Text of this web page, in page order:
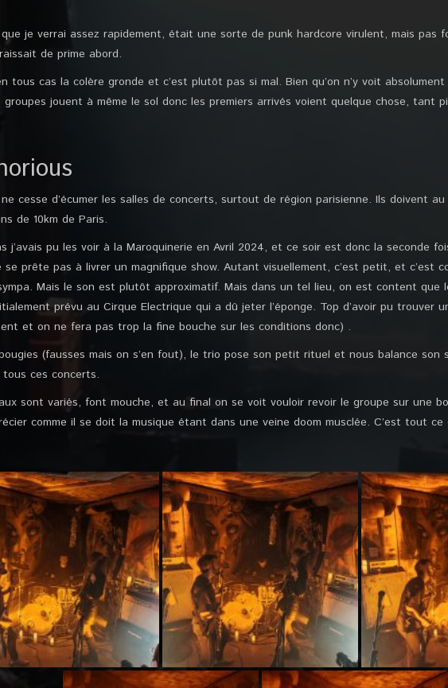
je verrai assez rapidement, était une sorte de punk hardcore virulent, mais pas
de prime abord.
tous cas la colère gronde et c’est plutôt pas si mal. Bien qu’on n’y voit
groupes jouent à même le sol donc les premiers arrivés voient quelque chose, tant
cesse d’écumer les salles de concerts, surtout de région parisienne. Ils doivent
de 10km de Paris.
j’avais pu les voir à la Maroquinerie en Avril 2024, et ce soir est donc la seconde
se prête pas à livrer un magnifique show. Autant visuellement, c’est petit, et c’est
Mais le son est plutôt approximatif. Mais dans un tel lieu, on est content que
prévu au Cirque Electrique qui a dû jeter l’éponge. Top d’avoir pu trouver
et on ne fera pas trop la fine bouche sur les conditions donc) .
(fausses mais on s’en fout), le trio pose son petit rituel et nous balance son
ces concerts.
sont variés, font mouche, et au final on se voit vouloir revoir le groupe sur une
comme il se doit la musique étant dans une veine doom musclée. C’est tout ce